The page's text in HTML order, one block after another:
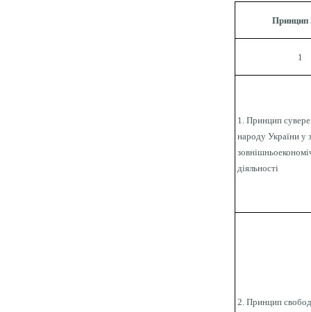
1
1. Принцип
народу України у
діяльності
2. Принцип